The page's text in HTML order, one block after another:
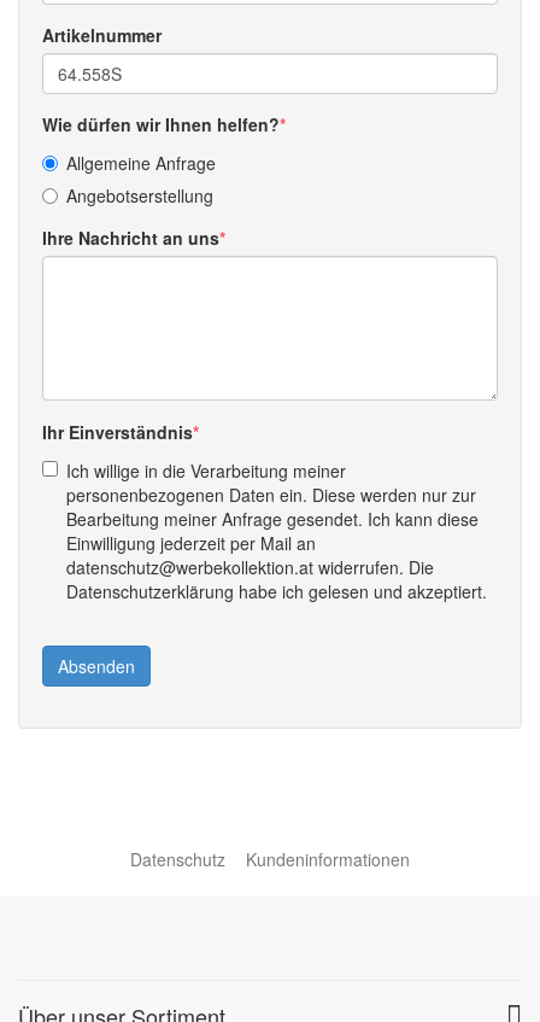
Artikelnummer
Wie dürfen wir Ihnen helfen?
Allgemeine Anfrage
Angebotserstellung
Ihre Nachricht an uns
Ihr Einverständnis
Ich willige in die Verarbeitung meiner
personenbezogenen Daten ein. Diese werden nur zur
Bearbeitung meiner Anfrage gesendet. Ich kann diese
Einwilligung jederzeit per Mail an
datenschutz@werbekollektion.at widerrufen. Die
Datenschutzerklärung habe ich gelesen und akzeptiert.
Absenden
Datenschutz Kundeninformationen